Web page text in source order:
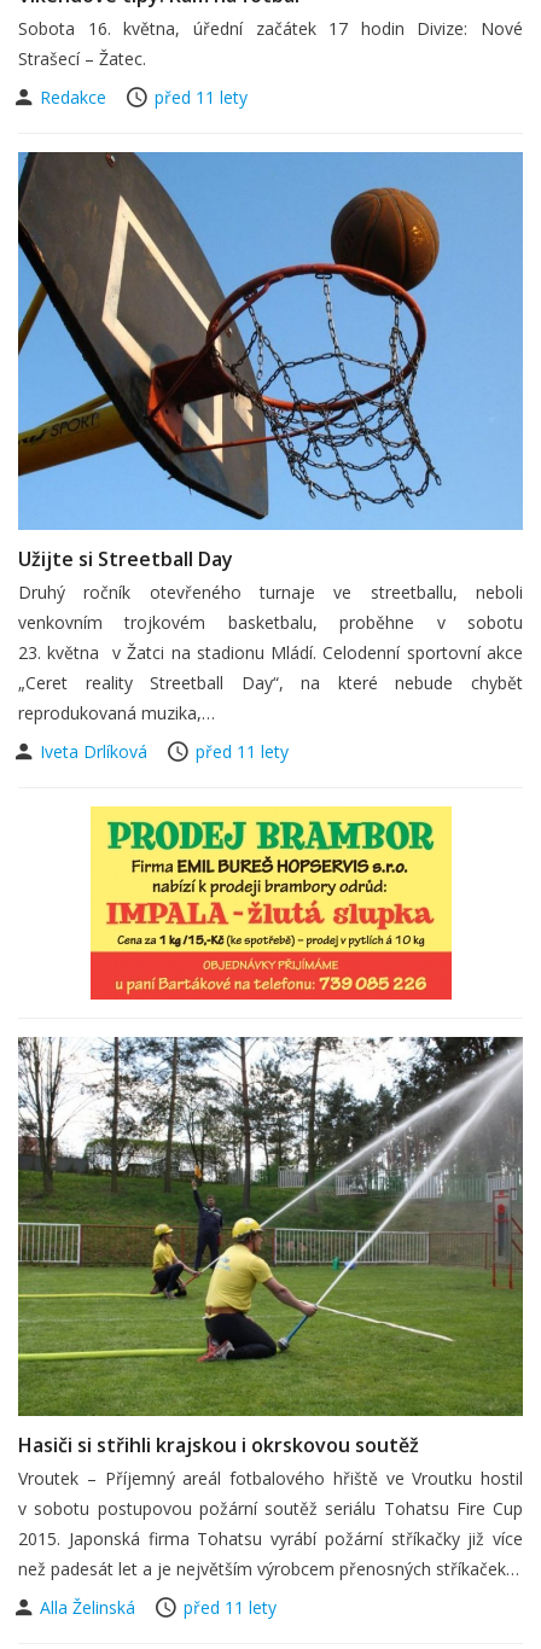
Sobota 16. května, úřední začátek 17 hodin Divize: Nové
Strašecí – Žatec.
Redakce
před 11 lety
Užijte si Streetball Day
Druhý ročník otevřeného turnaje ve streetballu, neboli
venkovním trojkovém basketbalu, proběhne v sobotu
23. května v Žatci na stadionu Mládí. Celodenní sportovní akce
„Ceret reality Streetball Day“, na které nebude chybět
reprodukovaná muzika,…
Iveta Drlíková
před 11 lety
Hasiči si střihli krajskou i okrskovou soutěž
Vroutek – Příjemný areál fotbalového hřiště ve Vroutku hostil
v sobotu postupovou požární soutěž seriálu Tohatsu Fire Cup
2015. Japonská firma Tohatsu vyrábí požární stříkačky již více
než padesát let a je největším výrobcem přenosných stříkaček…
Alla Želinská
před 11 lety